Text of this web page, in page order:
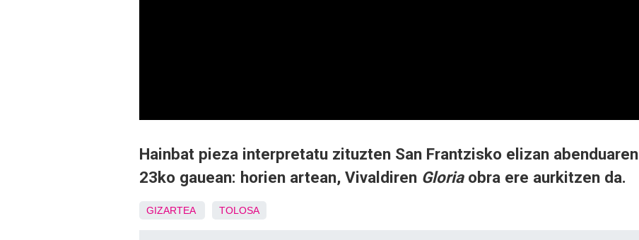
Hainbat pieza interpretatu zituzten San Frantzisko elizan abenduaren
23ko gauean: horien artean, Vivaldiren Gloria obra ere aurkitzen da.
GIZARTEA TOLOSA